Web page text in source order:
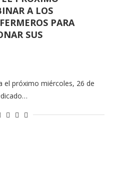
A LOS
PARA
SUS
el próximo miércoles, 26 de